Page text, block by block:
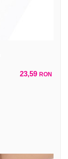
23,59 RON